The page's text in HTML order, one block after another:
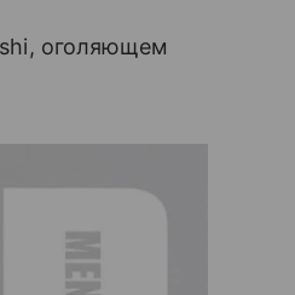
оголяющем